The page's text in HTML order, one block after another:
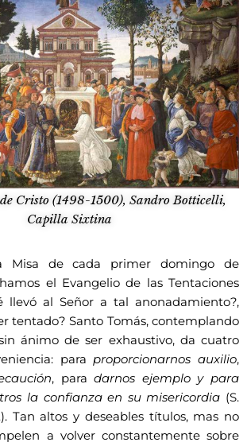
Cristo (1498-1500), Sandro Botticelli,
Capilla Sixtina
Misa de cada primer domingo de
el Evangelio de las Tentaciones
llevó al Señor a tal anonadamiento?,
tentado? Santo Tomás, contemplando
ánimo de ser exhaustivo, da cuatro
paraproporcionarnos auxilio,
, paradarnos ejemplo y para
la confianza en su misericordia (S.
Tan altos y deseables títulos, mas no
a volver constantemente sobre